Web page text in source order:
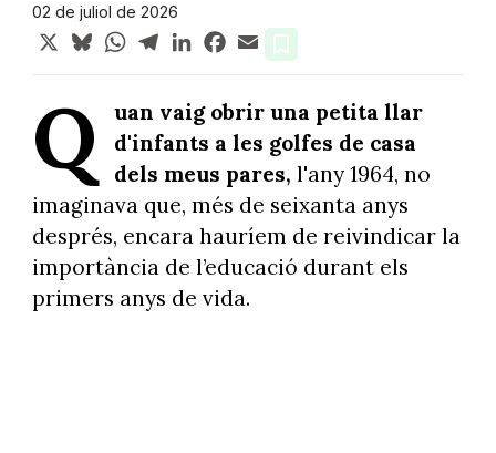
02 de juliol de 2026
X BlueskyWhatsApp
TelegramLinkedInFacebook
Email
Q
uan vaig obrir una petita llar
d'infants a les golfes de casa
dels meus pares, l'any 1964, no
imaginava que, més de seixanta anys
després, encara hauríem de reivindicar la
importància de l’educació durant els
primers anys de vida.